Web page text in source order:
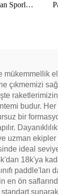
Sporları
mükemmellik
çıkmemizi
budur.
bir
uzman ekipler
ideal
18k'ya
paddle'ları
en ön